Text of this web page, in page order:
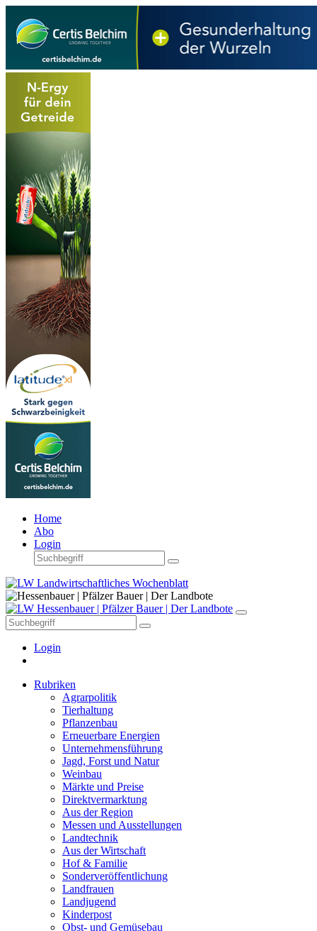
Home
Abo
Login
Login
Rubriken
Agrarpolitik
Tierhaltung
Pflanzenbau
Erneuerbare Energien
Unternehmensführung
Jagd, Forst und Natur
Weinbau
Märkte und Preise
Direktvermarktung
Aus der Region
Messen und Ausstellungen
Landtechnik
Aus der Wirtschaft
Hof & Familie
Sonderveröffentlichung
Landfrauen
Landjugend
Kinderpost
Obst- und Gemüsebau